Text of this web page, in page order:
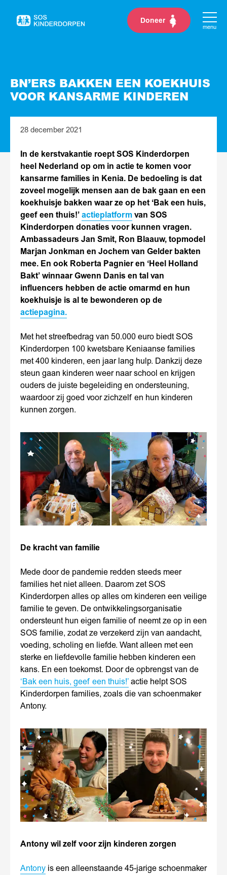
Naar
Doneer
menu
BN’ERS BAKKEN EEN KOEKHUIS
VOOR KANSARME KINDEREN
28 december 2021
In de kerstvakantie roept SOS Kinderdorpen
heel Nederland op om in actie te komen voor
kansarme families in Kenia. De bedoeling is dat
zoveel mogelijk mensen aan de bak gaan en een
koekhuisje bakken waar ze op het ‘Bak een huis,
geef een thuis!’ actieplatform van SOS
Kinderdorpen donaties voor kunnen vragen.
Ambassadeurs Jan Smit, Ron Blaauw, topmodel
Marjan Jonkman en Jochem van Gelder bakten
mee. En ook Roberta Pagnier en ‘Heel Holland
Bakt’ winnaar Gwenn Danis en tal van
influencers hebben de actie omarmd en hun
koekhuisje is al te bewonderen op de
actiepagina.
Met het streefbedrag van 50.000 euro biedt SOS
Kinderdorpen 100 kwetsbare Keniaanse families
met 400 kinderen, een jaar lang hulp. Dankzij deze
steun gaan kinderen weer naar school en krijgen
ouders de juiste begeleiding en ondersteuning,
waardoor zij goed voor zichzelf en hun kinderen
kunnen zorgen.
De kracht van familie
Mede door de pandemie redden steeds meer
families het niet alleen. Daarom zet SOS
Kinderdorpen alles op alles om kinderen een veilige
familie te geven. De ontwikkelingsorganisatie
ondersteunt hun eigen familie of neemt ze op in een
SOS familie, zodat ze verzekerd zijn van aandacht,
voeding, scholing en liefde. Want alleen met een
sterke en liefdevolle familie hebben kinderen een
kans. En een toekomst. Door de opbrengst van de
‘Bak een huis, geef een thuis!’ actie helpt SOS
Kinderdorpen families, zoals die van schoenmaker
Antony.
Antony wil zelf voor zijn kinderen zorgen
Antony is een alleenstaande 45-jarige schoenmaker